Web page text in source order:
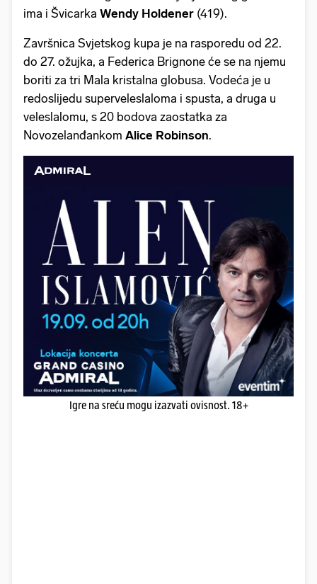
ima i Švicarka Wendy Holdener (419).
Završnica Svjetskog kupa je na rasporedu od 22.
do 27. ožujka, a Federica Brignone će se na njemu
boriti za tri Mala kristalna globusa. Vodeća je u
redoslijedu superveleslaloma i spusta, a druga u
veleslalomu, s 20 bodova zaostatka za
Novozelanđankom Alice Robinson.
Igre na sreću mogu izazvati ovisnost. 18+